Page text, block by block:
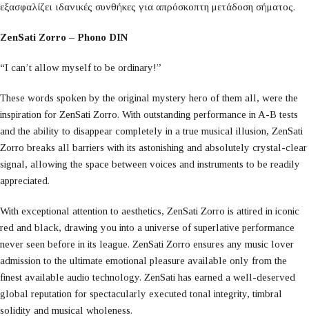
εξασφαλίζει ιδανικές συνθήκες για απρόσκοπτη μετάδοση σήματος.
ZenSati Zorro – Phono DIN
“I can’t allow myself to be ordinary!”
These words spoken by the original mystery hero of them all, were the
inspiration for ZenSati Zorro. With outstanding performance in A-B tests
and the ability to disappear completely in a true musical illusion, ZenSati
Zorro breaks all barriers with its astonishing and absolutely crystal-clear
signal, allowing the space between voices and instruments to be readily
appreciated.
With exceptional attention to aesthetics, ZenSati Zorro is attired in iconic
red and black, drawing you into a universe of superlative performance
never seen before in its league. ZenSati Zorro ensures any music lover
admission to the ultimate emotional pleasure available only from the
finest available audio technology. ZenSati has earned a well-deserved
global reputation for spectacularly executed tonal integrity, timbral
solidity and musical wholeness.